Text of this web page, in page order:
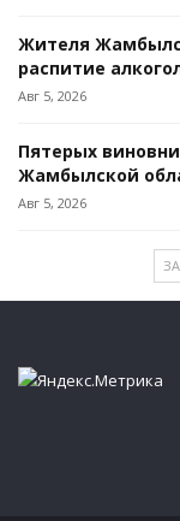
Жителя
распитие
Авг 5, 2026
Пятерых
Жамбылской
Авг 5, 2026